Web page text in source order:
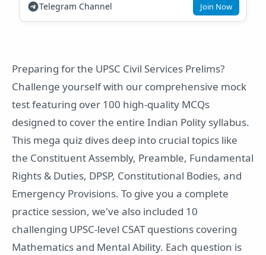
Telegram Channel Join Now
Preparing for the UPSC Civil Services Prelims?
Challenge yourself with our comprehensive mock
test featuring over 100 high-quality MCQs
designed to cover the entire Indian Polity syllabus.
This mega quiz dives deep into crucial topics like
the Constituent Assembly, Preamble, Fundamental
Rights & Duties, DPSP, Constitutional Bodies, and
Emergency Provisions. To give you a complete
practice session, we've also included 10
challenging UPSC-level CSAT questions covering
Mathematics and Mental Ability. Each question is